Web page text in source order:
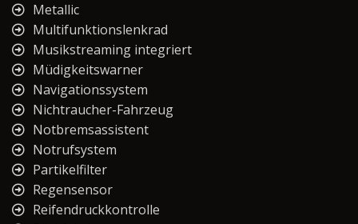
Metallic
Multifunktionslenkrad
Musikstreaming integriert
Müdigkeitswarner
Navigationssystem
Nichtraucher-Fahrzeug
Notbremsassistent
Notrufsystem
Partikelfilter
Regensensor
Reifendruckkontrolle